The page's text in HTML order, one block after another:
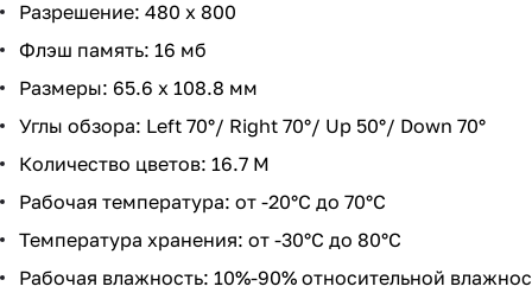
Разрешение: 480 х 800
Флэш память: 16 мб
Размеры: 65.6 х 108.8 мм
Углы обзора: Left 70°/ Right 70°/ Up 50°/ Down 70°
Количество цветов: 16.7 M
Рабочая температура: от -20°C до 70°C
Температура хранения: от -30°C до 80°C
Рабочая влажность: 10%-90% относительной